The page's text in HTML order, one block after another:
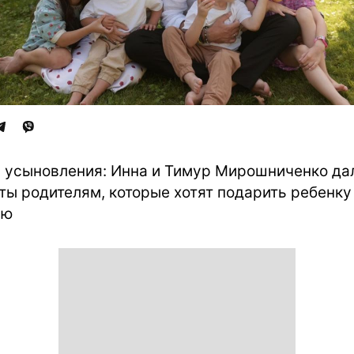
усыновления: Инна и Тимур Мирошниченко
родителям, которые хотят подарить ребенку